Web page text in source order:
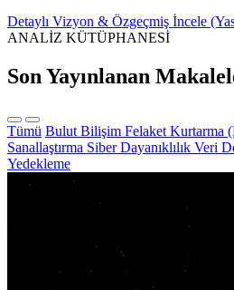
Detaylı Vizyon & Özgeçmiş İncele
ANALİZ KÜTÜPHANESİ
Son Yayınlanan
Tümü Bulut Bilişim Felaket Kurtarma
Sanallaştırma Siber Dayanıklılık Veri
Yedekleme